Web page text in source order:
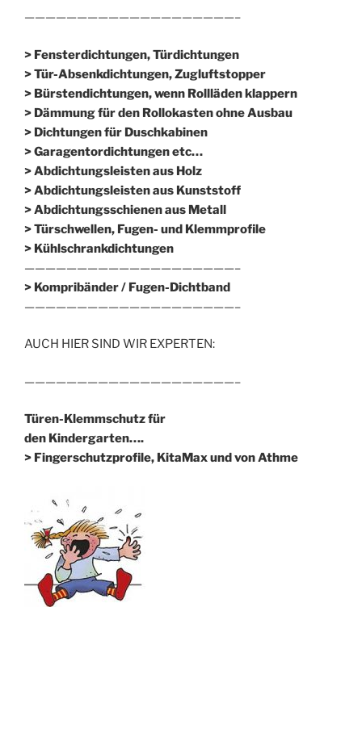
————————————————————–
> Fensterdichtungen, Türdichtungen
> Tür-Absenkdichtungen, Zugluftstopper
> Bürstendichtungen, wenn Rollläden klappern
> Dämmung für den Rollokasten ohne Ausbau
> Dichtungen für Duschkabinen
> Garagentordichtungen etc…
> Abdichtungsleisten aus Holz
> Abdichtungsleisten aus Kunststoff
> Abdichtungsschienen aus Metall
> Türschwellen, Fugen- und Klemmprofile
> Kühlschrankdichtungen
————————————————————–
> Kompribänder / Fugen-Dichtband
————————————————————–
AUCH HIER SIND WIR EXPERTEN:
————————————————————–
Türen-Klemmschutz für
den Kindergarten….
> Fingerschutzprofile, KitaMax und von Athme